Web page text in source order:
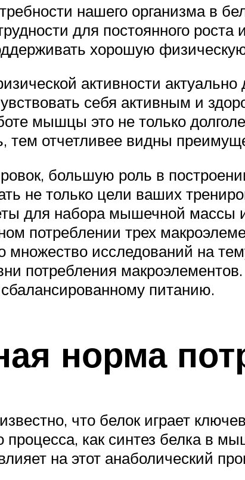
нашего организма в
для постоянного
хорошую
активности
себя активным и
мышцы это не только
тем отчетливее видны
большую роль в
не только цели ваших
для набора мышечной массы
потреблении трех
множество исследований на
потребления
питанию.
норма
что белок играет
процесса, как синтез белка в
на этот анаболический